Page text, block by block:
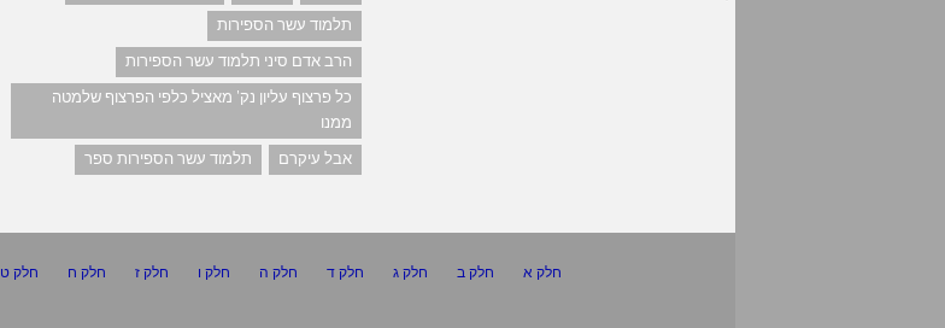
תלמוד עשר הספירות
הרב אדם סיני תלמוד עשר הספירות
כל פרצוף עליון נק' מאציל כלפי הפרצוף שלמטה
ממנו
אבל עיקרם
תלמוד עשר הספירות ספר
חלק א
חלק ב חלק ג חלק ד חלק ה חלק ו חלק ז חלק ח חלק ט